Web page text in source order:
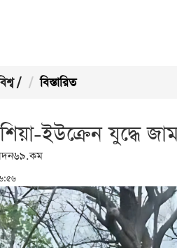
/ বিস্তারিত
ইউক্রেন যুদ্ধে